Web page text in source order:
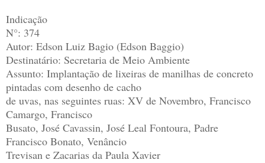
Indicação
N°: 374
Autor: Edson Luiz Bagio (Edson Baggio)
Destinatário: Secretaria de Meio Ambiente
Assunto: Implantação de lixeiras de manilhas de concreto
pintadas com desenho de cacho
de uvas, nas seguintes ruas: XV de Novembro, Francisco
Camargo, Francisco
Busato, José Cavassin, José Leal Fontoura, Padre
Francisco Bonato, Venâncio
Trevisan e Zacarias da Paula Xavier